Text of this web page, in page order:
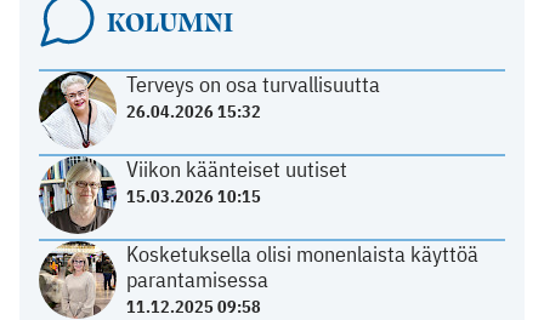
KOLUMNI
Terveys on osa turvallisuutta
26.04.2026 15:32
Viikon käänteiset uutiset
15.03.2026 10:15
Kosketuksella olisi monenlaista käyttöä
parantamisessa
11.12.2025 09:58